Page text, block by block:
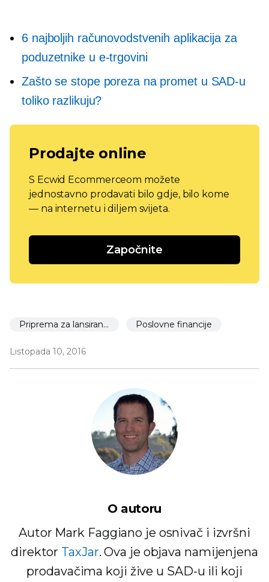
6 najboljih računovodstvenih aplikacija za
poduzetnike u e-trgovini
Zašto se stope poreza na promet u SAD-u
toliko razlikuju?
Prodajte online
S Ecwid Ecommerceom možete
jednostavno prodavati bilo gdje, bilo kome
— na internetu i diljem svijeta.
Započnite
Priprema za lansiranje Poslovne financije
Listopada 10, 2016
O autoru
Autor Mark Faggiano je osnivač i izvršni
direktor TaxJar. Ova je objava namijenjena
prodavačima koji žive u SAD-u ili koji